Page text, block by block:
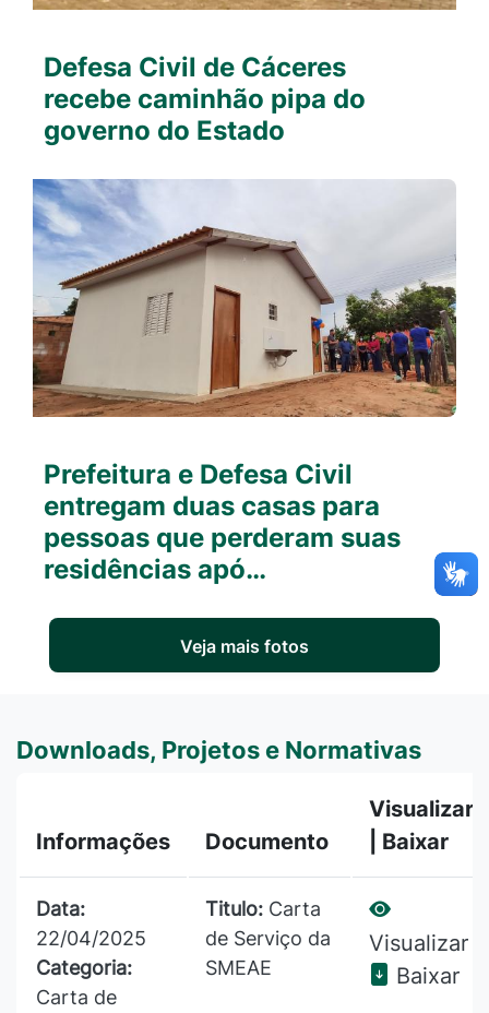
Defesa Civil de Cáceres
recebe caminhão pipa do
governo do Estado
Prefeitura e Defesa Civil
entregam duas casas para
pessoas que perderam suas
residências apó…
Veja mais fotos
Downloads, Projetos e Normativas
Informações Documento
Visualizar
| Baixar
Data:
22/04/2025
Categoria:
Carta de
Titulo: Carta
de Serviço da
SMEAE
Visualizar
Baixar